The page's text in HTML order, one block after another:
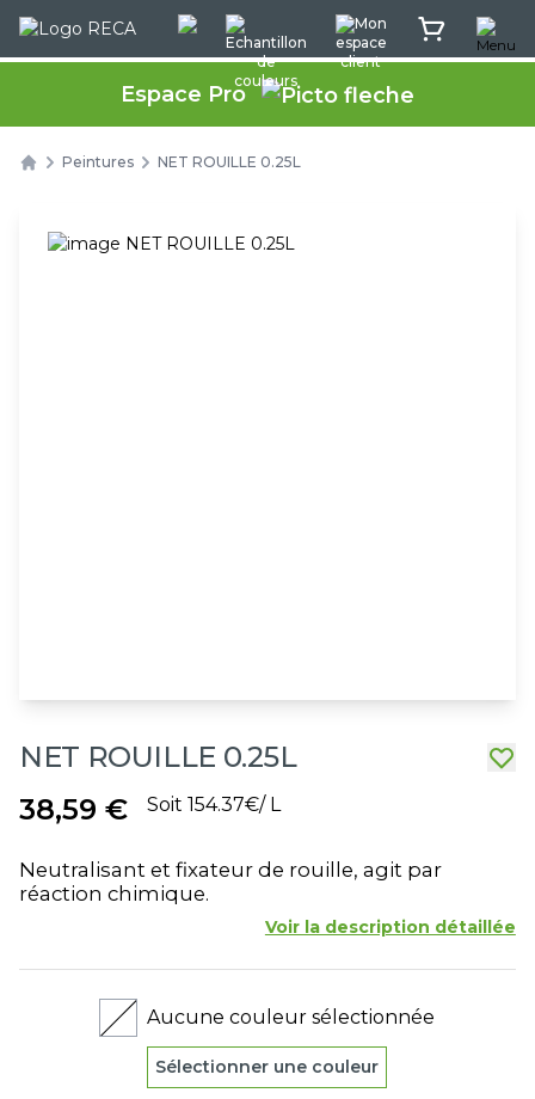
Rec'App intéractifEchantillon de couleursMon espace client
Mon panierMenu
Espace Pro
Peintures NET ROUILLE 0.25L
NET ROUILLE 0.25L
38,59 €
Soit 154.37€/ L
Neutralisant et fixateur de rouille, agit par
réaction chimique.
Voir la description détaillée
Aucune couleur sélectionnée
Sélectionner une couleur